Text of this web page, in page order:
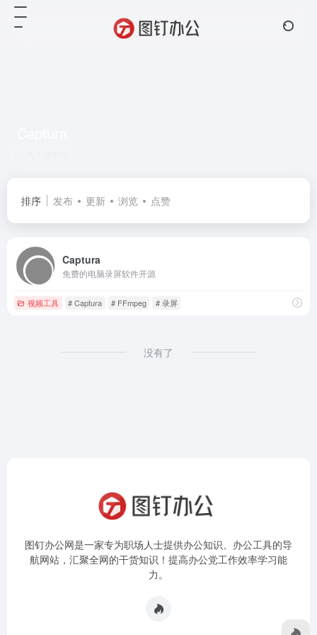
排序 发布 更新 浏览 点赞
Captura
免费的电脑录屏软件开源
视频工具 # Captura # FFmpeg # 录屏
没有了
图钉办公网是一家专为职场人士提供办公知识、办公工具的导
航网站，汇聚全网的干货知识！提高办公党工作效率学习能
力。